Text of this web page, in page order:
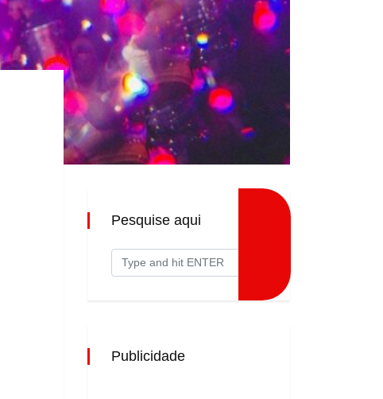
Pesquise aqui
Publicidade